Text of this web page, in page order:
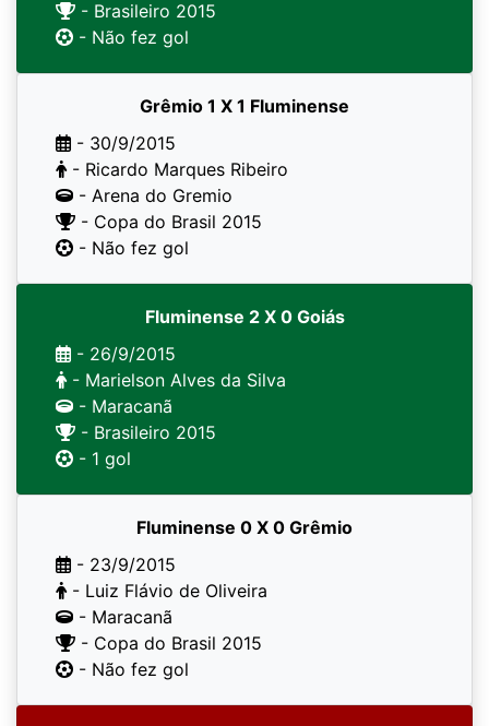
- Brasileiro 2015
- Não fez gol
Grêmio 1 X 1 Fluminense
- 30/9/2015
- Ricardo Marques Ribeiro
- Arena do Gremio
- Copa do Brasil 2015
- Não fez gol
Fluminense 2 X 0 Goiás
- 26/9/2015
- Marielson Alves da Silva
- Maracanã
- Brasileiro 2015
- 1 gol
Fluminense 0 X 0 Grêmio
- 23/9/2015
- Luiz Flávio de Oliveira
- Maracanã
- Copa do Brasil 2015
- Não fez gol